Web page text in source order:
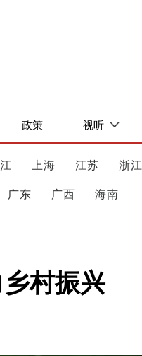
政策 视听
上海 江苏 浙江
广东 广西 海南
村振兴